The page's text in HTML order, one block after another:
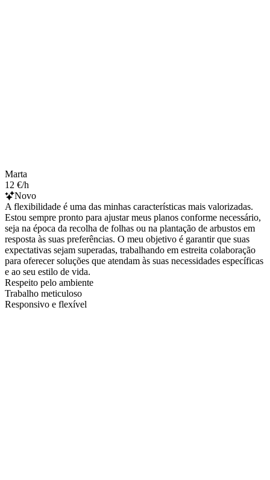
Marta
12 €/h
Novo
A flexibilidade é uma das minhas características mais valorizadas.
Estou sempre pronto para ajustar meus planos conforme necessário,
seja na época da recolha de folhas ou na plantação de arbustos em
resposta às suas preferências. O meu objetivo é garantir que suas
expectativas sejam superadas, trabalhando em estreita colaboração
para oferecer soluções que atendam às suas necessidades específicas
e ao seu estilo de vida.
Respeito pelo ambiente
Trabalho meticuloso
Responsivo e flexível